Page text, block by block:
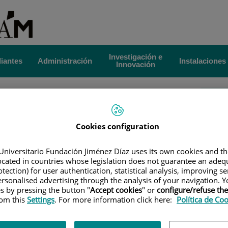
Administración
Investigación e
Innovación
Instalaciones
DE ACCESO VASCULAR
|
y profesional
vascular se hapotenciado en los últimos años.Esto se ha
enfermeraque optimizan la gestión terapéutica
de estos pacientes,trabajo fundamental de
Cookies configuration
Fundación Jiménez Díaz uses its own cookies and
in countries whose legislation does not guarantee an
for user authentication, statistical analysis, improving
advertising through the analysis of your navigation.
by pressing the button "Accept cookies" or configure/refuse
thisSettings. For more information click here: Política de